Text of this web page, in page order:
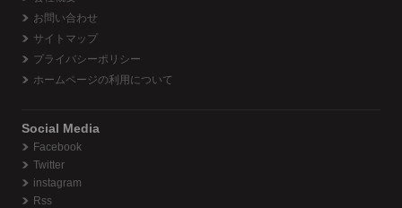
お問い合わせ
サイトマップ
プライバシーポリシー
ホームページの利用について
Social Media
Facebook
Twitter
instagram
Rss